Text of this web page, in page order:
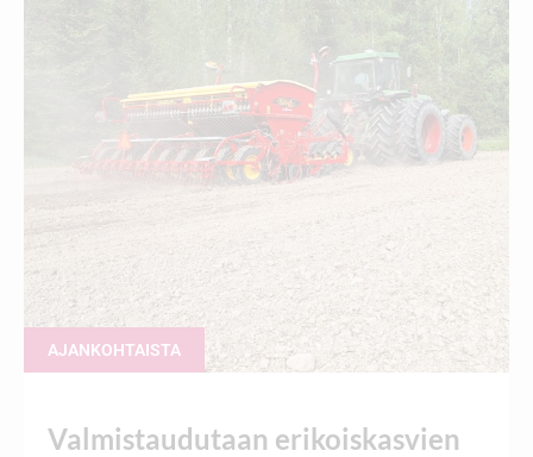
AJANKOHTAISTA
Valmistaudutaan erikoiskasvien